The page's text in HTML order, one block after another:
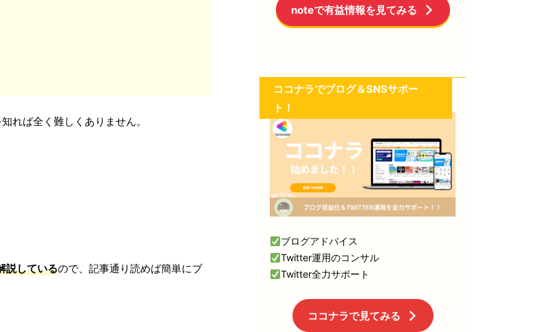
れば全く難しくありません。
説しているので、記事通り読めば簡単にブ
noteで有益情報を見てみる
ココナラでブログ＆SNSサポー
ト！
ブログアドバイス
Twitter運用のコンサル
Twitter全力サポート
ココナラで見てみる